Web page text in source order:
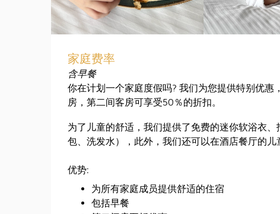
家庭费率
含早餐
你在计划一个家庭度假吗? 我们为您提供特别优惠
房，第二间客房可享受50％的折扣。
为了儿童的舒适，我们提供了免费的迷你软浴衣
包、洗发水），此外，我们还可以在酒店餐厅的儿
优势:
为所有家庭成员提供舒适的住宿
包括早餐